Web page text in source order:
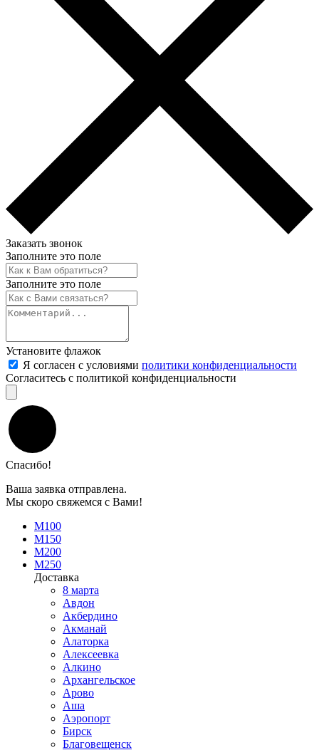
Заказать звонок
Заполните это поле
Заполните это поле
Установите флажок
Я согласен с условиями политики конфиденциальности
Согласитесь с политикой конфиденциальности
Спасибо!
Ваша заявка отправлена.
Мы скоро свяжемся с Вами!
М100
М150
М200
М250
Доставка
8 марта
Авдон
Акбердино
Акманай
Алаторка
Алексеевка
Алкино
Архангельское
Арово
Аша
Аэропорт
Бирск
Благовещенск